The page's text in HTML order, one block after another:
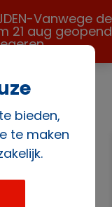
Vanwege de
21 aug geopend
bieden,
te maken